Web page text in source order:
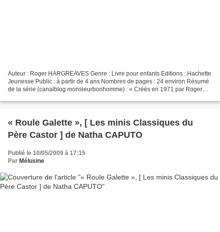
Auteur : Roger HARGREAVES Genre : Livre pour enfants Editions : Hachette
Jeunesse Public : à partir de 4 ans Nombres de pages : 24 environ Résumé
de la série (canalblog monsieurbonhomme) : « Créés en 1971 par Roger
« Roule Galette », [ Les minis Classiques du
Père Castor ] de Natha CAPUTO
Publié le 10/05/2009 à 17:15
Par Mélusine